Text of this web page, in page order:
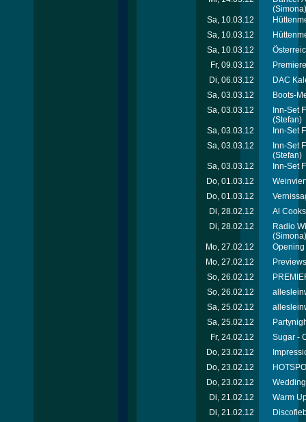
(Simona)
Sa, 10.03.12
Sa, 10.03.12
Sa, 10.03.12
Fr, 09.03.12
Di, 06.03.12
DAC
Sa, 03.03.12
Boots-
Sa, 03.03.12
Inn-Set
(Stefan)
Sa, 03.03.12
Inn-Set
Sa, 03.03.12
Inn-Set
(Stefan)
Sa, 03.03.12
Inn-Set
Do, 01.03.12
Do, 01.03.12
Di, 28.02.12
Al
Di, 28.02.12
Radio
(Simona)
Mo, 27.02.12
Mo, 27.02.12
So, 26.02.12
So, 26.02.12
Sa, 25.02.12
Sa, 25.02.12
Fr, 24.02.12
Sugar -
Do, 23.02.12
Do, 23.02.12
Do, 23.02.12
Di, 21.02.12
Warm
Di, 21.02.12